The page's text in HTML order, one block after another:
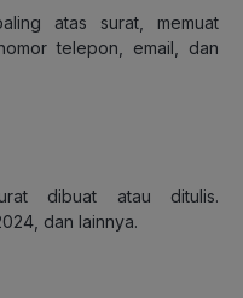
atas surat, memuat
telepon, email, dan
dibuat atau ditulis.
dan lainnya.